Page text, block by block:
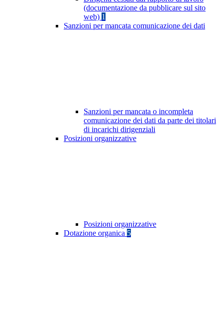
(documentazione da pubblicare sul sito
web) 1
Sanzioni per mancata comunicazione dei dati
Sanzioni per mancata o incompleta
comunicazione dei dati da parte dei titolari
di incarichi dirigenziali
Posizioni organizzative
Posizioni organizzative
Dotazione organica 5